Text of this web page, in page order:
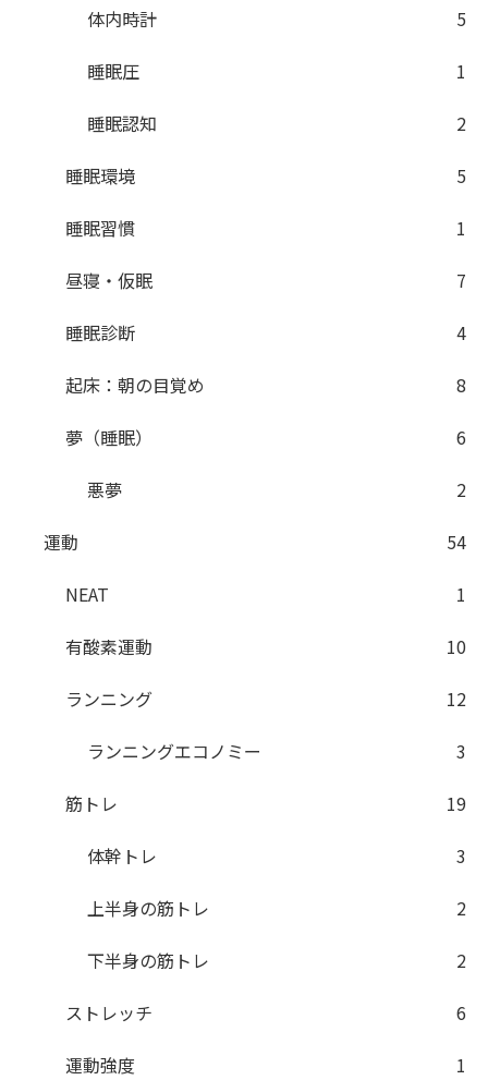
体内時計
5
睡眠圧
1
睡眠認知
2
睡眠環境
5
睡眠習慣
1
昼寝・仮眠
7
睡眠診断
4
起床：朝の目覚め
8
夢（睡眠）
6
悪夢
2
運動
54
NEAT
1
有酸素運動
10
ランニング
12
ランニングエコノミー
3
筋トレ
19
体幹トレ
3
上半身の筋トレ
2
下半身の筋トレ
2
ストレッチ
6
運動強度
1